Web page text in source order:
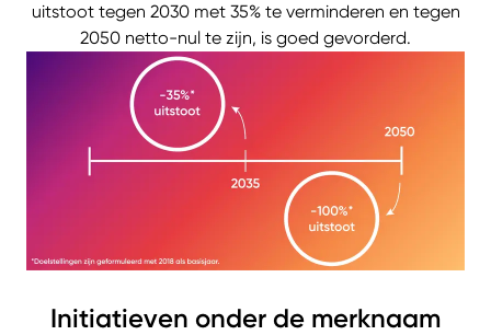
uitstoot tegen 2030 met 35% te verminderen en tegen
2050 netto-nul te zijn, is goed gevorderd.
Initiatieven onder de merknaam